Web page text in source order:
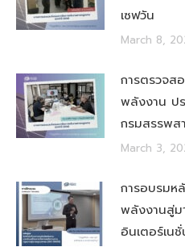
เซฟวัน
March 8,
การตรวจส
พลังงาน ป
กรมสรรพส
March 3,
การอบรมห
พลังงานสู่ม
อินเตอร์เน